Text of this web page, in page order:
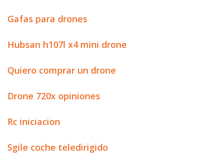
Gafas para drones
Hubsan h107l x4 mini drone
Quiero comprar un drone
Drone 720x opiniones
Rc iniciacion
Sgile coche teledirigido